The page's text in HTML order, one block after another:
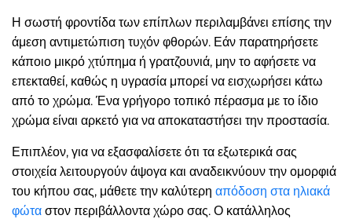
Η σωστή φροντίδα των επίπλων περιλαμβάνει επίσης την
άμεση αντιμετώπιση τυχόν φθορών. Εάν παρατηρήσετε
κάποιο μικρό χτύπημα ή γρατζουνιά, μην το αφήσετε να
επεκταθεί, καθώς η υγρασία μπορεί να εισχωρήσει κάτω
από το χρώμα. Ένα γρήγορο τοπικό πέρασμα με το ίδιο
χρώμα είναι αρκετό για να αποκαταστήσει την προστασία.
Επιπλέον, για να εξασφαλίσετε ότι τα εξωτερικά σας
στοιχεία λειτουργούν άψογα και αναδεικνύουν την ομορφιά
του κήπου σας, μάθετε την καλύτερη απόδοση στα ηλιακά
φώτα στον περιβάλλοντα χώρο σας. Ο κατάλληλος